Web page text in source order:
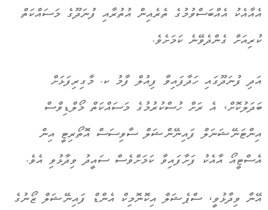
އެއާއެކު އެއްބަސްވުމުގެ ތެރެއިން އުތުރާއި ފުނަދޫގެ މަސައްކަތް
ކުރިއަށް ގެންދެވޭނެ ކަމަށެވެ.
އަދި ފުނަދޫގައި ހަދާފައިވާ ފިއުލް ފާމު ކ. މާގިރިފަޅަށް
ބަދަލުކޮށް، އެ ރަށް ހުސްކުރުމުގެ މަސައްކަތް މޯލްޑިވްސް
އިންޓަނޭޝަނަލް ފައިނޭންޝަލް ސާވިސަސް އޮތޯރިޓީ އިން
އެސްޓީއޯ އާއެކު ފަށާފައިވާ ކަމަށްވެސް ސައީދު ވިދާޅުވި އެވެ.
އޭނާ ވިދާޅުވީ، ސްޕެޝަލް އިކޮނޮމިކް އެންޑް ފައިނޭޝަލް ޒޯނުގެ